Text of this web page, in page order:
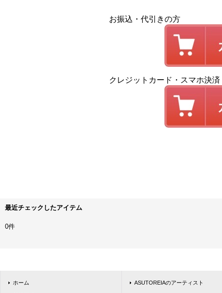
お振込・代引きの方
クレジットカード・スマホ決
最近チェックしたアイテム
0件
ホーム ASUTOREIAのアーティスト